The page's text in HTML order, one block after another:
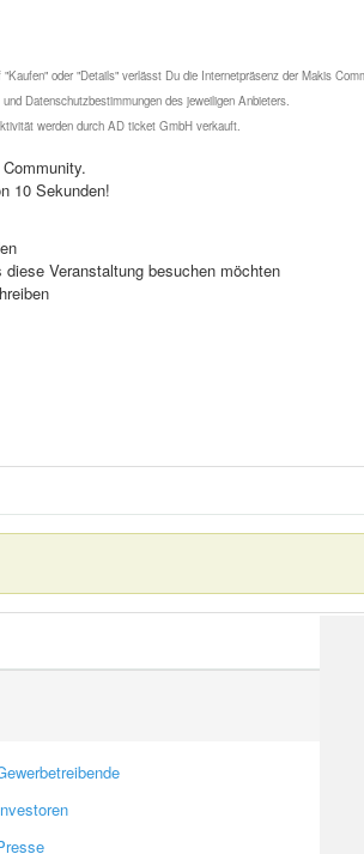
oder "Details" verlässt Du die Internetpräsenz der Makis
Datenschutzbestimmungen des jeweiligen Anbieters.
werden durch AD ticket GmbH verkauft.
10 Sekunden!
Veranstaltung besuchen möchten